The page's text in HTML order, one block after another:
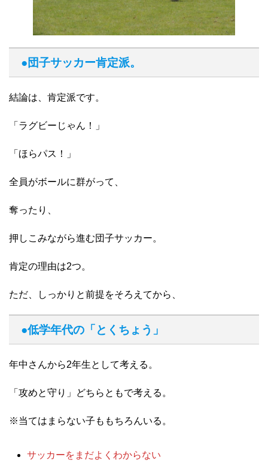
●団子サッカー肯定派。
結論は、肯定派です。
「ラグビーじゃん！」
「ほらパス！」
全員がボールに群がって、
奪ったり、
押しこみながら進む団子サッカー。
肯定の理由は2つ。
ただ、しっかりと前提をそろえてから、
●低学年代の「とくちょう」
年中さんから2年生として考える。
「攻めと守り」どちらともで考える。
※当てはまらない子ももちろんいる。
サッカーをまだよくわからない